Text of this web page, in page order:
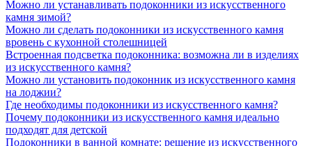
Можно ли устанавливать подоконники из искусственного
камня зимой?
Можно ли сделать подоконники из искусственного камня
вровень с кухонной столешницей
Встроенная подсветка подоконника: возможна ли в изделиях
из искусственного камня?
Можно ли установить подоконник из искусственного камня
на лоджии?
Где необходимы подоконники из искусственного камня?
Почему подоконники из искусственного камня идеально
подходят для детской
Подоконники в ванной комнате: решение из искусственного